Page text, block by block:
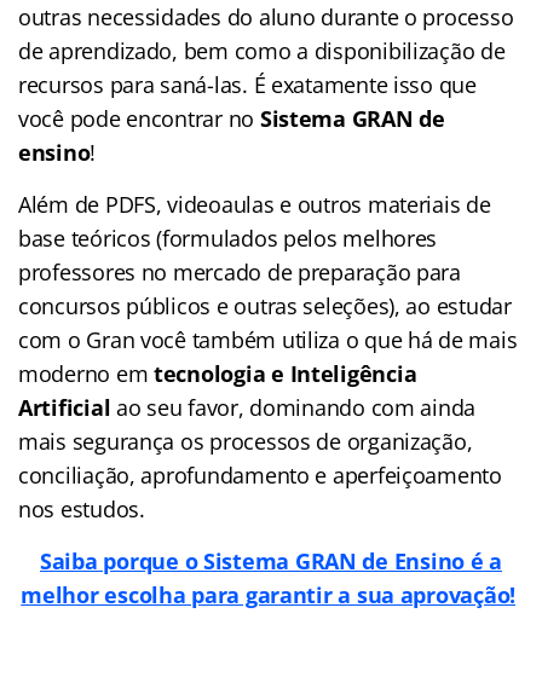
outras necessidades do aluno durante o processo
de aprendizado, bem como a disponibilização de
recursos para saná-las. É exatamente isso que
você pode encontrar no Sistema GRAN de
ensino!
Além de PDFS, videoaulas e outros materiais de
base teóricos (formulados pelos melhores
professores no mercado de preparação para
concursos públicos e outras seleções), ao estudar
com o Gran você também utiliza o que há de mais
moderno emtecnologia e Inteligência
Artificial ao seu favor, dominando com ainda
mais segurança os processos de organização,
conciliação, aprofundamento e aperfeiçoamento
nos estudos.
Saiba porque o Sistema GRAN de Ensino é a
melhor escolha para garantir a sua aprovação!